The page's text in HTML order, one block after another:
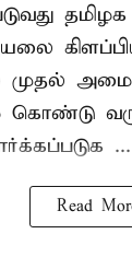
முதல்
...
Read